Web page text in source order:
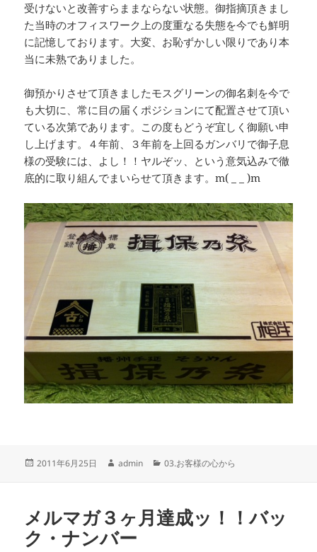
受けないと改善すらままならない状態。御指摘頂きまし
た当時のオフィスワーク上の度重なる失態を今でも鮮明
に記憶しております。大変、お恥ずかしい限りであり本
当に未熟でありました。
御預かりさせて頂きましたモスグリーンの御名刺を今で
も大切に、常に目の届くポジションにて配置させて頂い
ている次第であります。この度もどうぞ宜しく御願い申
し上げます。４年前、３年前を上回るガンバリで御子息
様の受験には、よし！！ヤルぞッ、という意気込みで徹
底的に取り組んでまいらせて頂きます。m( _ _ )m
投
2011年6月25日
作
admin
カ
ー
03.お客様の心から
メルマガ３ヶ月達成ッ！！バッ
ク・ナンバー